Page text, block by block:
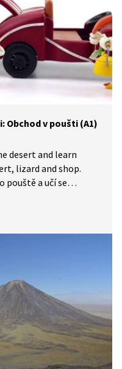
Obchod v poušti (A1)
desert and learn
lizard and shop.
pouště a učí se